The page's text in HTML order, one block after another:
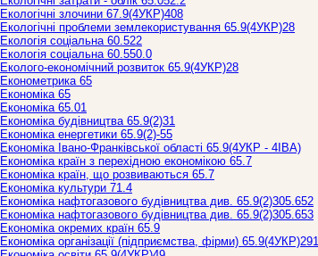
Екологічні злочини 67.9(4УКР)408
Екологічні проблеми землекористування 65.9(4УКР)28
Екологія соціальна 60.522
Екологія соціальна 60.550.0
Еколого-економічний розвиток 65.9(4УКР)28
Економетрика 65
Економіка 65
Економіка 65.01
Економіка будівництва 65.9(2)31
Економіка енергетики 65.9(2)-55
Економіка Івано-Франківської області 65.9(4УКР - 4ІВА)
Економіка країн з перехідною економікою 65.7
Економіка країн, що розвиваються 65.7
Економіка культури 71.4
Економіка нафтогазового будівництва див. 65.9(2)305.652
Економіка нафтогазового будівництва див. 65.9(2)305.653
Економіка окремих країн 65.9
Економіка організації (підприємства, фірми) 65.9(4УКР)291